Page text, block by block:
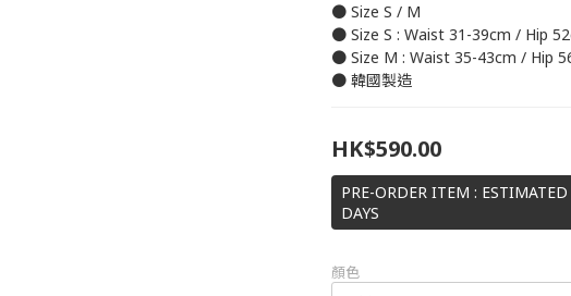
● Size S / M
● Size S : Waist 31-39cm / Hip
● Size M : Waist 35-43cm / Hip
● 韓國製造
HK$590.00
PRE-ORDER ITEM :
DAYS
顏色